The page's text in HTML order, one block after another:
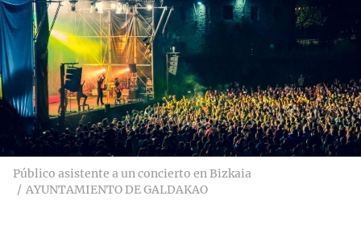
Público asistente a un concierto en Bizkaia
AYUNTAMIENTO DE GALDAKAO